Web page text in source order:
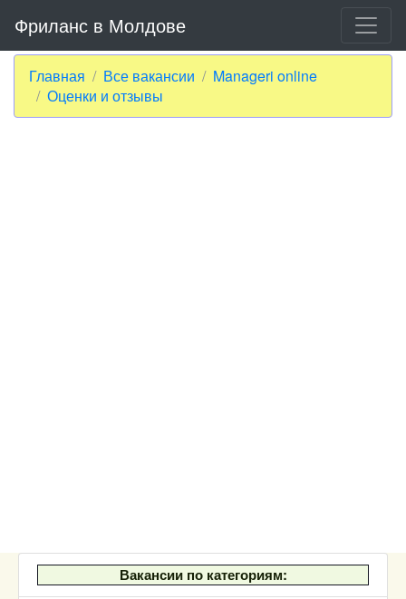
Фриланс в Молдове
Главная Все вакансии
Manageri online
Оценки и отзывы
Вакансии по категориям: